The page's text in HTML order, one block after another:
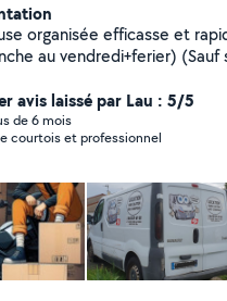
organisée efficasse et rapide Disponible
au vendredi+ferier) (Sauf samedi) Aide
Périmètre j'usqu a 30klm de
par téléphone Possible de venir a
si besoins pour l aide au
avis laissé par Lau : 5/5
de 6 mois
courtois et professionnel